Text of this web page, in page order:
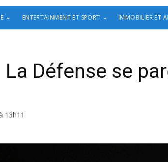
ENTERTAINMENT ET SPORT IMMOBILIER ET
La Défense se
13h11